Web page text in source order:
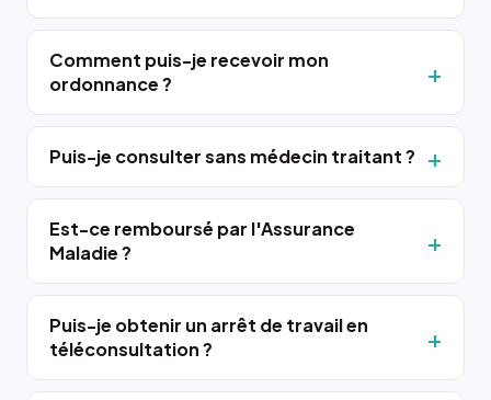
Comment puis-je recevoir mon
ordonnance ?
Puis-je consulter sans médecin traitant ?
Est-ce remboursé par l'Assurance
Maladie ?
Puis-je obtenir un arrêt de travail en
téléconsultation ?